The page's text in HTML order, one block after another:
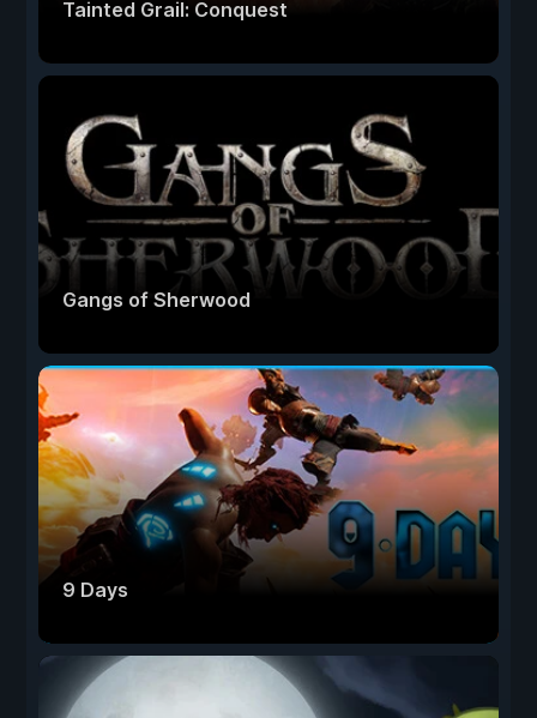
Tainted Grail: Conquest
Gangs of Sherwood
9 Days